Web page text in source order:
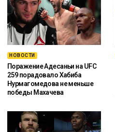
НОВОСТИ
Поражение Адесаньи на UFC
259 порадовало Хабиба
Нурмагомедова не меньше
победы Махачева